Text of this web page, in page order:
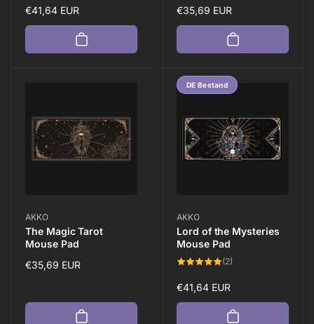
Normaler
Preis
€41,64 EUR
Normaler
Preis
€35,69 EUR
Anbieter:
AKKO
The Magic Tarot
Mouse Pad
Normaler
€35,69 EUR
DE Bestand
Anbieter:
AKKO
Lord of the Mysteries
Mouse Pad
(2)
Normaler
Preis
€41,64 EUR